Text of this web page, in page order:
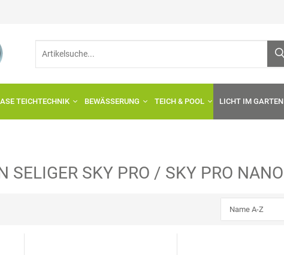
TEICHTECHNIK BEWÄSSERUNG TEICH & POOL LICHT IM GARTEN
SELIGER SKY PRO / SKY PRO NANO